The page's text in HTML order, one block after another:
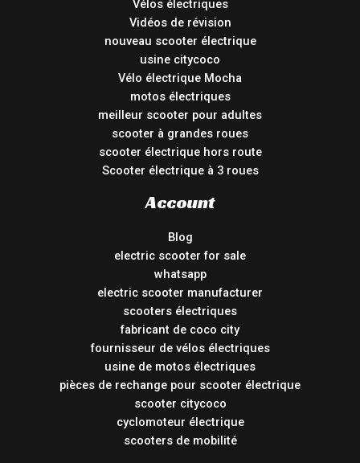
Vélos électriques
Vidéos de révision
nouveau scooter électrique
usine citycoco
Vélo électrique Mocha
motos électriques
meilleur scooter pour adultes
scooter à grandes roues
scooter électrique hors route
Scooter électrique à 3 roues
Account
Blog
electric scooter for sale
whatsapp
electric scooter manufacturer
scooters électriques
fabricant de coco city
fournisseur de vélos électriques
usine de motos électriques
pièces de rechange pour scooter électrique
scooter citycoco
cyclomoteur électrique
scooters de mobilité